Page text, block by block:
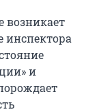
возникает
инспектора
и